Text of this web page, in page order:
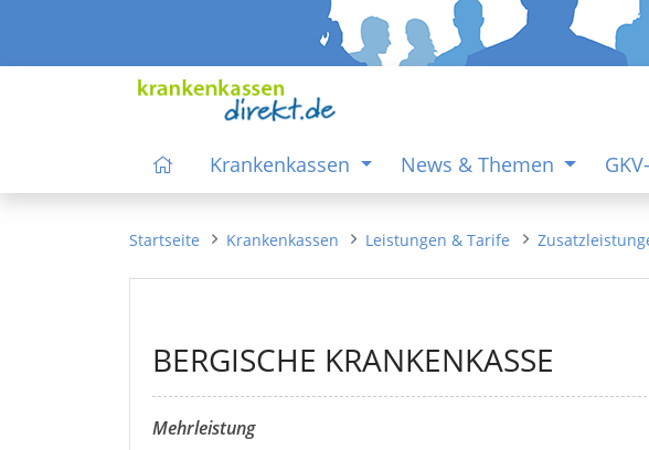
Krankenkassen News & Themen
Startseite Krankenkassen Leistungen & Tarife
BERGISCHE KRANKENKASSE
Mehrleistung